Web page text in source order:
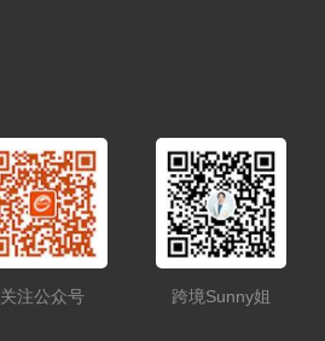
关注公众号 跨境Sunny姐